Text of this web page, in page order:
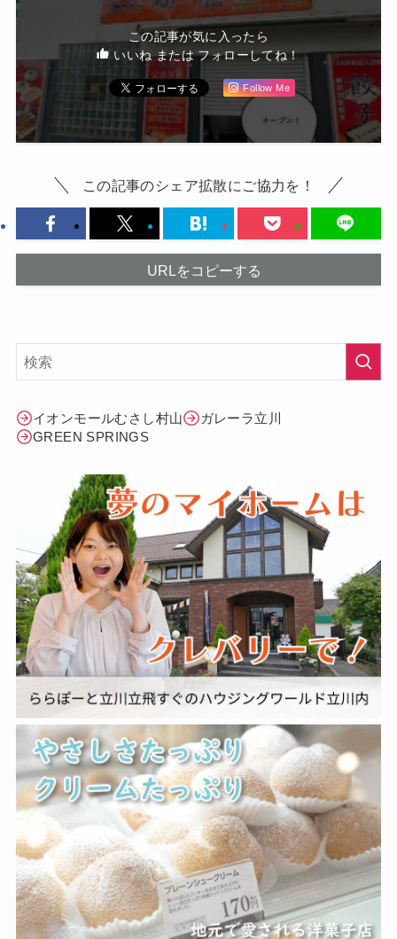
この記事が気に入ったら
いいね または フォローしてね！
Follow Me
この記事のシェア拡散にご協力を！
URLをコピーする
イオンモールむさし村山
ガレーラ立川
GREEN SPRINGS